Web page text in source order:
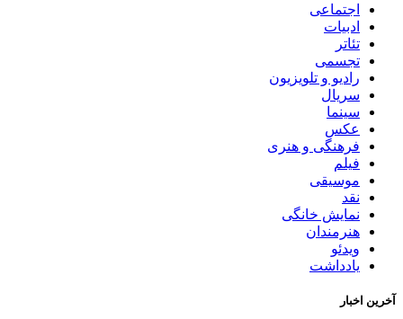
اجتماعی
ادبیات
تئاتر
تجسمی
رادیو و تلویزیون
سریال
سینما
عکس
فرهنگی و هنری
فیلم
موسیقی
نقد
نمایش خانگی
هنرمندان
ویدئو
یادداشت
آخرین اخبار